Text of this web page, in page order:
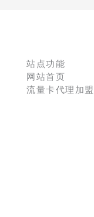
站点功能
网站首页
流量卡代理加盟